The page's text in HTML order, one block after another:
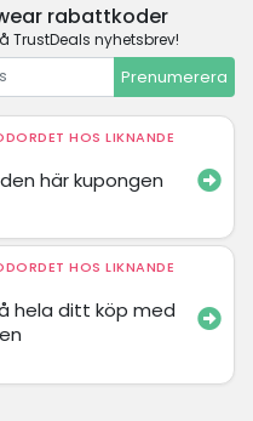
rabattkoder
TrustDeals nyhetsbrev!
Prenumerera
HOS LIKNANDE
här kupongen
HOS LIKNANDE
hela ditt köp med